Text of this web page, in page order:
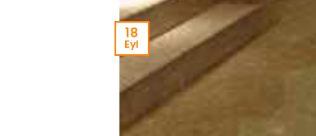
18
Eyl